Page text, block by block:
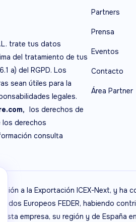
trate tus datos
del tratamiento de tus
a) del RGPD. Los
sean útiles para la
legales.
los derechos de
los derechos
consulta
Partners
Prensa
Eventos
Contacto
Área Partner
a la Exportación ICEX-Next, y ha
Europeos FEDER, habiendo
empresa, su región y de España